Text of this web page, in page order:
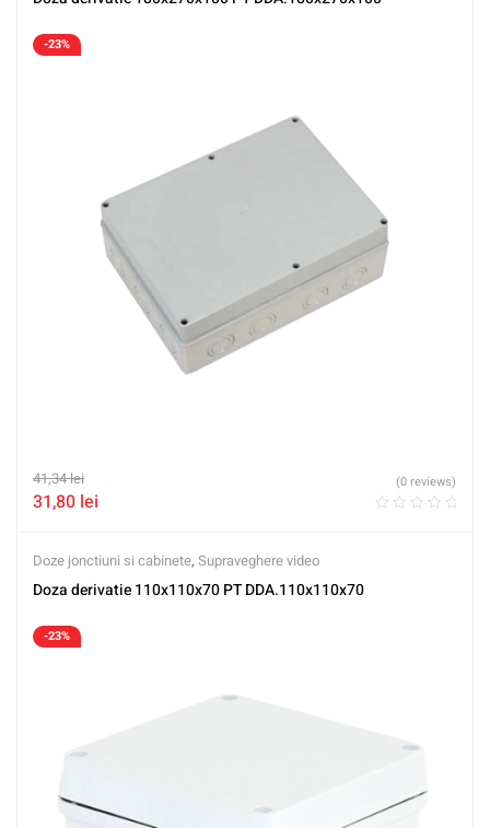
-23%
41,34lei
31,80 lei
(0 reviews)
Doze jonctiuni si cabinete, Supraveghere video
Doza derivatie 110x110x70 PT DDA.110x110x70
-23%